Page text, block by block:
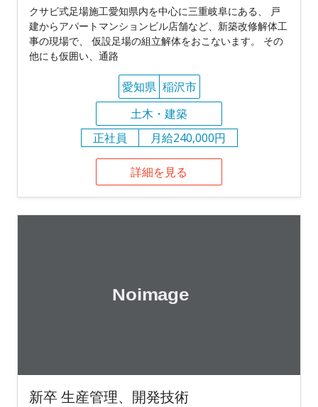
クサビ式足場施工愛知県内を中心に三重岐阜にある、 戸
建からアパートマンションビル店舗など、新築改修解体工
事の現場で、 仮設足場の組立解体をおこないます。 その
他にも仮囲い、通路
愛知県 稲沢市
土木・建築
正社員
月給240,000円
詳細を見る
新卒 生産管理、開発技術